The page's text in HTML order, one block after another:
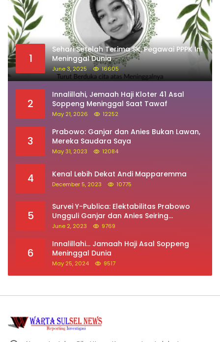
1
Sehari Setelah Terima SK, Pegawai PPPK Ini
Meninggal Dunia
June 3, 2025 16605
2
Innalillahi, Jemaah Haji Kloter 41 Asal
Soppeng Meninggal Saat Tawaf
May 21, 2026 12252
3
Prabowo: Ganjar dan Anies Bukan Lawan,
Mereka Saudara Saya
May 31, 2023 12084
4 Kenal Lebih Dekat Andi Mapparemma
December 5, 2023 10775
5
Survei Y-Publica: Elektabilitas Prabowo
Ungguli Ganjar dan Anies Seiring
Kepuasan Terhadap Jokowi Naik
June 2, 2023 9769
6
Innalillahi… Jamaah Haji Asal Soppeng
Meninggal Dunia
May 25, 2024 9517